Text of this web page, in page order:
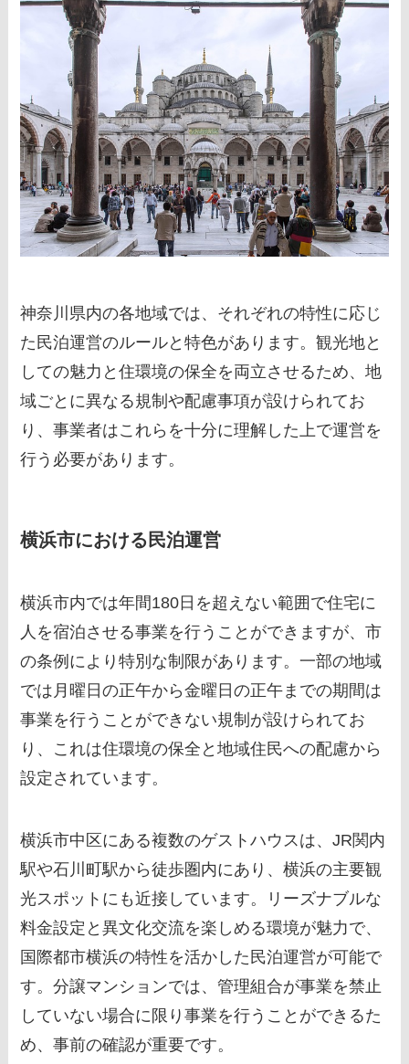
神奈川県内の各地域では、それぞれの特性に応じ
た民泊運営のルールと特色があります。観光地と
しての魅力と住環境の保全を両立させるため、地
域ごとに異なる規制や配慮事項が設けられてお
り、事業者はこれらを十分に理解した上で運営を
行う必要があります。
横浜市における民泊運営
横浜市内では年間180日を超えない範囲で住宅に
人を宿泊させる事業を行うことができますが、市
の条例により特別な制限があります。一部の地域
では月曜日の正午から金曜日の正午までの期間は
事業を行うことができない規制が設けられてお
り、これは住環境の保全と地域住民への配慮から
設定されています。
横浜市中区にある複数のゲストハウスは、JR関内
駅や石川町駅から徒歩圏内にあり、横浜の主要観
光スポットにも近接しています。リーズナブルな
料金設定と異文化交流を楽しめる環境が魅力で、
国際都市横浜の特性を活かした民泊運営が可能で
す。分譲マンションでは、管理組合が事業を禁止
していない場合に限り事業を行うことができるた
め、事前の確認が重要です。